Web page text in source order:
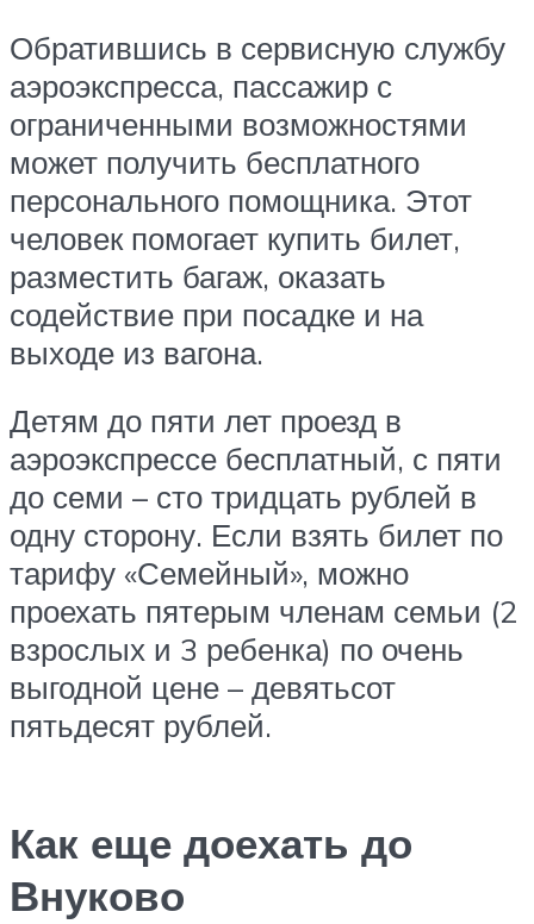
Обратившись в сервисную службу
аэроэкспресса, пассажир с
ограниченными возможностями
может получить бесплатного
персонального помощника. Этот
человек помогает купить билет,
разместить багаж, оказать
содействие при посадке и на
выходе из вагона.
Детям до пяти лет проезд в
аэроэкспрессе бесплатный, с пяти
до семи – сто тридцать рублей в
одну сторону. Если взять билет по
тарифу «Семейный», можно
проехать пятерым членам семьи (2
взрослых и 3 ребенка) по очень
выгодной цене – девятьсот
пятьдесят рублей.
Как еще доехать до
Внуково